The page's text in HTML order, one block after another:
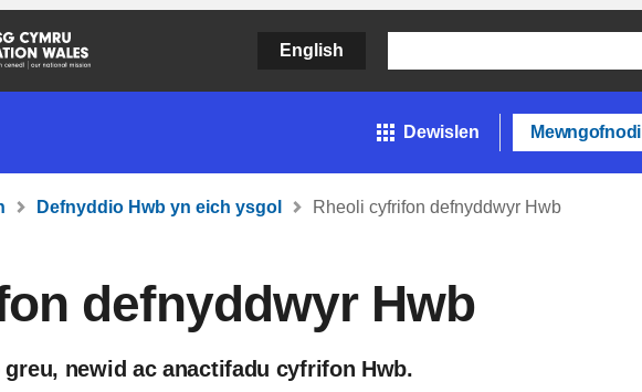
English
Dewislen Mewngofnodi
Defnyddio Hwb yn eich ysgol Rheoli cyfrifon defnyddwyr Hwb
defnyddwyr Hwb
newid ac anactifadu cyfrifon Hwb.